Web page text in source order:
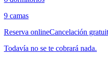
9 camas
Reserva onlineCancelación
Todavía no se te cobrará nada.